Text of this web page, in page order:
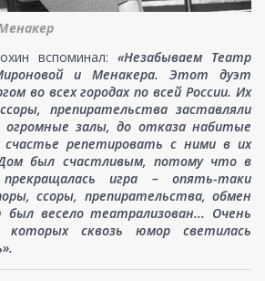
вспоминал: «Незабываем Театр
и Менакера. Этот дуэт
во всех городах по всей России. Их
препирательства заставляли
залы, до отказа набитые
репетировать с ними в их
был счастливым, потому что в
игра – опять-таки
ссоры, препирательства, обмен
весело театрализован... Очень
сквозь юмор светилась